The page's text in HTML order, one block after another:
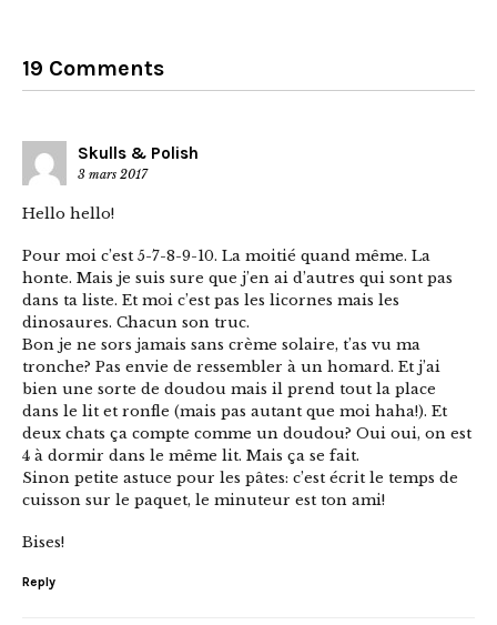
19 Comments
Skulls & Polish
3 mars 2017
Hello hello!
Pour moi c’est 5-7-8-9-10. La moitié quand même. La
honte. Mais je suis sure que j’en ai d’autres qui sont pas
dans ta liste. Et moi c’est pas les licornes mais les
dinosaures. Chacun son truc.
Bon je ne sors jamais sans crème solaire, t’as vu ma
tronche? Pas envie de ressembler à un homard. Et j’ai
bien une sorte de doudou mais il prend tout la place
dans le lit et ronfle (mais pas autant que moi haha!). Et
deux chats ça compte comme un doudou? Oui oui, on est
4 à dormir dans le même lit. Mais ça se fait.
Sinon petite astuce pour les pâtes: c’est écrit le temps de
cuisson sur le paquet, le minuteur est ton ami!
Bises!
Reply